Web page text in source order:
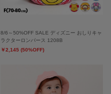
8/6～50%OFF SALE ディズニー おしりキャ
ラクターロンパース 1208B
￥2,145 (50%OFF)